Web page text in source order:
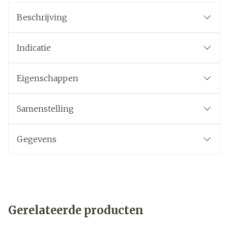
Beschrijving
Indicatie
Eigenschappen
Samenstelling
Gegevens
Gerelateerde producten